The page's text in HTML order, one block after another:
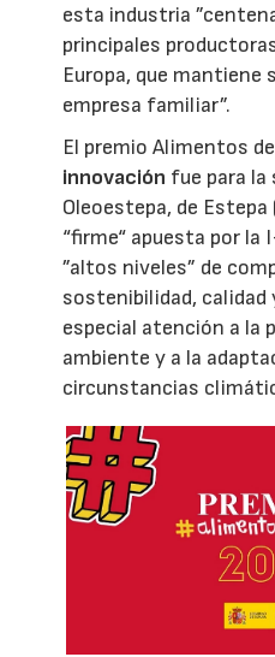
esta industria
principales
Europa, que mantiene
empresa familiar”.
El premio Alimentos
innovación fue para la
Oleoestepa, de Estepa
“firme“ apuesta por la
”altos niveles” de
sostenibilidad, calidad
especial atención a la
ambiente y a la
circunstancias